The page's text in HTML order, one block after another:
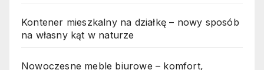
Kontener mieszkalny na działkę – nowy sposób
na własny kąt w naturze
Nowoczesne meble biurowe – komfort,